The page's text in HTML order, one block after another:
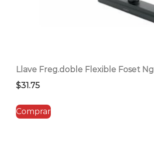
Llave Freg.doble Flexible Foset Ng
$31.75
Comprar